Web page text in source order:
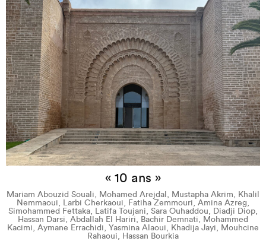
« 10 ans »
Mariam Abouzid Souali, Mohamed Arejdal, Mustapha Akrim, Khalil
Nemmaoui, Larbi Cherkaoui, Fatiha Zemmouri, Amina Azreg,
Simohammed Fettaka, Latifa Toujani, Sara Ouhaddou, Diadji Diop,
Hassan Darsi, Abdallah El Hariri, Bachir Demnati, Mohammed
Kacimi, Aymane Errachidi, Yasmina Alaoui, Khadija Jayi, Mouhcine
Rahaoui, Hassan Bourkia